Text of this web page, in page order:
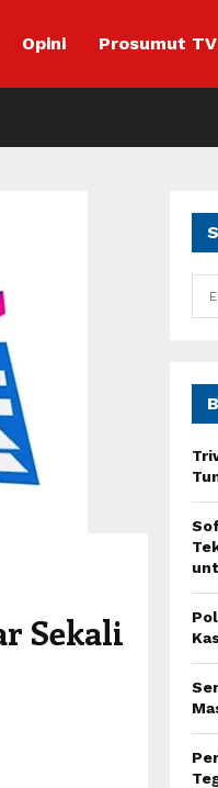
Opini Prosumut TV
Sekali
f
r